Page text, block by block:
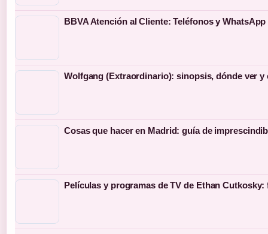
BBVA Atención al Cliente: Teléfonos y
Wolfgang (Extraordinario): sinopsis, dónde ver y
Cosas que hacer en Madrid: guía de
Películas y programas de TV de Ethan